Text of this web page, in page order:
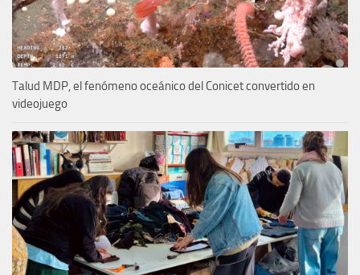
Talud MDP, el fenómeno oceánico del Conicet convertido en
videojuego